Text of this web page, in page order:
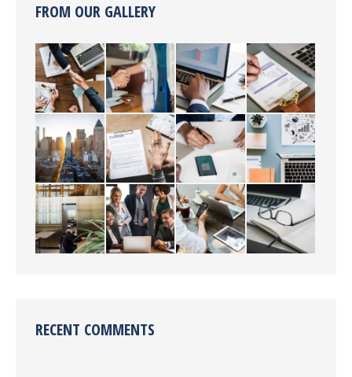
FROM OUR GALLERY
RECENT COMMENTS